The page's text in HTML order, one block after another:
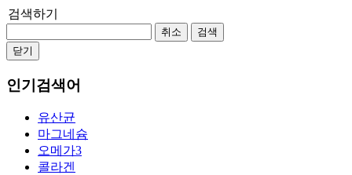
검색하기
취소
검색
닫기
인기검색어
유산균
마그네슘
오메가3
콜라겐